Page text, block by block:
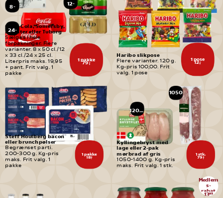
Medlem
s-
rabat
1395
1 stk.
79,-
Kyllingebryst med
lage eller 2-pak
mørbrad af gris
1050-1400 g. Kg-pris
maks. Frit valg. 1 stk.
1 pose
12,-
Haribo slikpose
Flere varianter. 120 g.
Kg-pris 100,00. Frit
valg. 1 pose
1 pakke
18,-
Steff Houlberg bacon
eller brunchpølser
Begrænset parti.
200-300 g. Kg-pris
maks. Frit valg. 1
pakke
1 pakke
79,-
Coca-Cola, Somersby,
Monster eller Tuborg
Sælges i hele
forpakninger. Flere
varianter. 8 x 50 cl./12
x 33 cl./24 x 25 cl.
Literpris maks. 19,95
+ pant. Frit valg. 1
pakke
12-
pak
24-
pak
8-
pak
1200
g
1050
1400